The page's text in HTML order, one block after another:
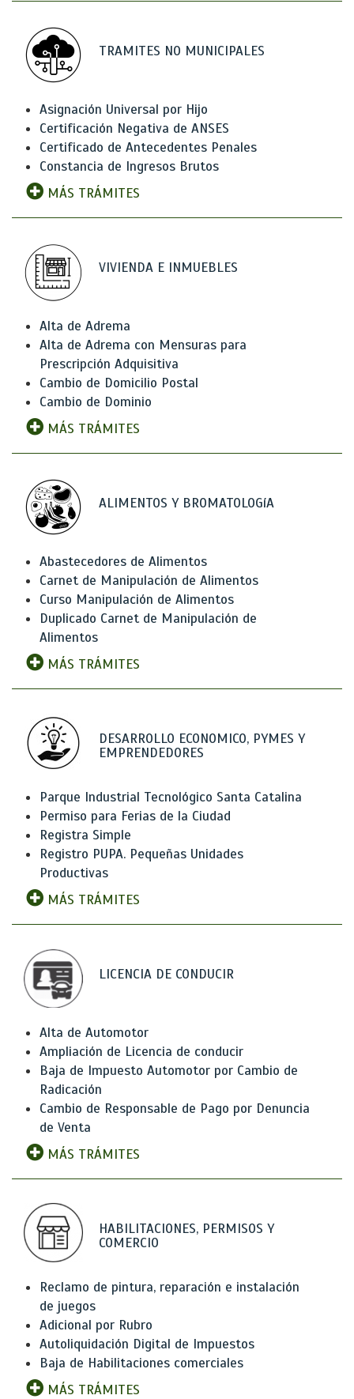
TRAMITES NO MUNICIPALES
Asignación Universal por Hijo
Certificación Negativa de ANSES
Certificado de Antecedentes Penales
Constancia de Ingresos Brutos
MÁS TRÁMITES
VIVIENDA E INMUEBLES
Alta de Adrema
Alta de Adrema con Mensuras para
Prescripción Adquisitiva
Cambio de Domicilio Postal
Cambio de Dominio
MÁS TRÁMITES
ALIMENTOS Y BROMATOLOGíA
Abastecedores de Alimentos
Carnet de Manipulación de Alimentos
Curso Manipulación de Alimentos
Duplicado Carnet de Manipulación de
Alimentos
MÁS TRÁMITES
DESARROLLO ECONOMICO, PYMES Y
EMPRENDEDORES
Parque Industrial Tecnológico Santa Catalina
Permiso para Ferias de la Ciudad
Registra Simple
Registro PUPA. Pequeñas Unidades
Productivas
MÁS TRÁMITES
LICENCIA DE CONDUCIR
Alta de Automotor
Ampliación de Licencia de conducir
Baja de Impuesto Automotor por Cambio de
Radicación
Cambio de Responsable de Pago por Denuncia
de Venta
MÁS TRÁMITES
HABILITACIONES, PERMISOS Y
COMERCIO
Reclamo de pintura, reparación e instalación
de juegos
Adicional por Rubro
Autoliquidación Digital de Impuestos
Baja de Habilitaciones comerciales
MÁS TRÁMITES